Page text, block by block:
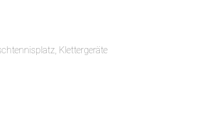
Klettergeräte